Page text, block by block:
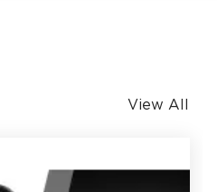
View All